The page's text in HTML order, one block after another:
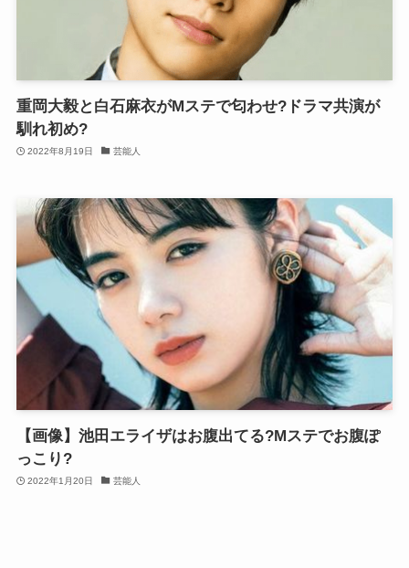
重岡大毅と白石麻衣がMステで匂わせ?ドラマ共演が
馴れ初め?
2022年8月19日 芸能人
【画像】池田エライザはお腹出てる?Mステでお腹ぽ
っこり?
2022年1月20日 芸能人